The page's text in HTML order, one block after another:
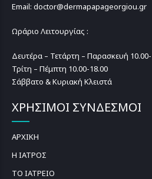
Email: doctor@dermapapageorgiou.gr
Ωράριο Λειτουργίας :
Δευτέρα – Τετάρτη – Παρασκευή
Τρίτη – Πέμπτη 10.00-18.00
Σάββατο & Κυριακή Κλειστά
ΧΡΗΣΙΜΟΙ ΣΥΝΔΕΣΜΟΙ
ΑΡΧΙΚΗ
Η ΙΑΤΡΟΣ
ΤΟ ΙΑΤΡΕΙΟ